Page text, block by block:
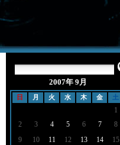
2007年 9月
日 月 火 水 木 金 土
1
2
3 4 5 6 7
8
9
10 11 12 13 14
15